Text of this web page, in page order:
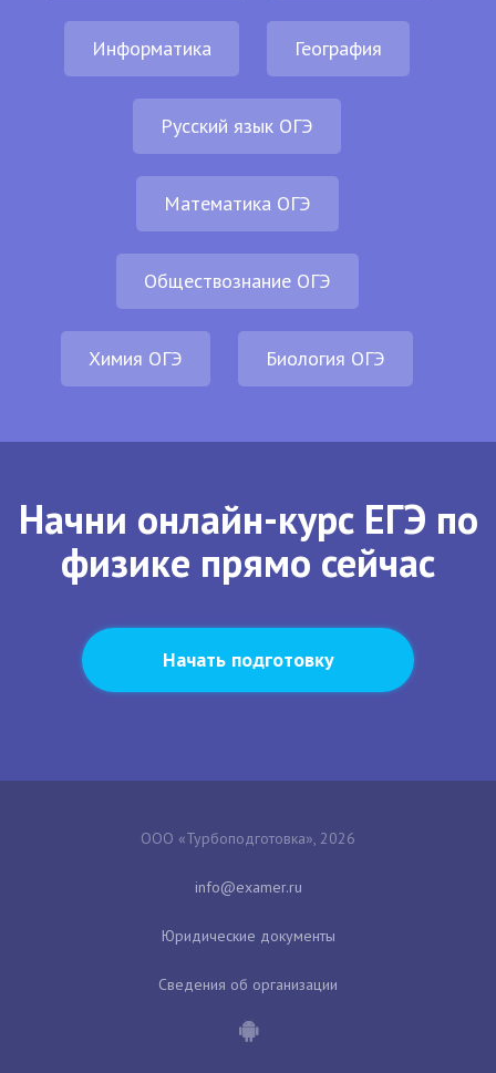
Информатика География
Русский язык ОГЭ
Математика ОГЭ
Обществознание ОГЭ
Химия ОГЭ Биология ОГЭ
Начни онлайн-курс ЕГЭ по
физике прямо сейчас
Начать подготовку
ООО «Турбоподготовка», 2026
Юридические документы
Сведения об организации